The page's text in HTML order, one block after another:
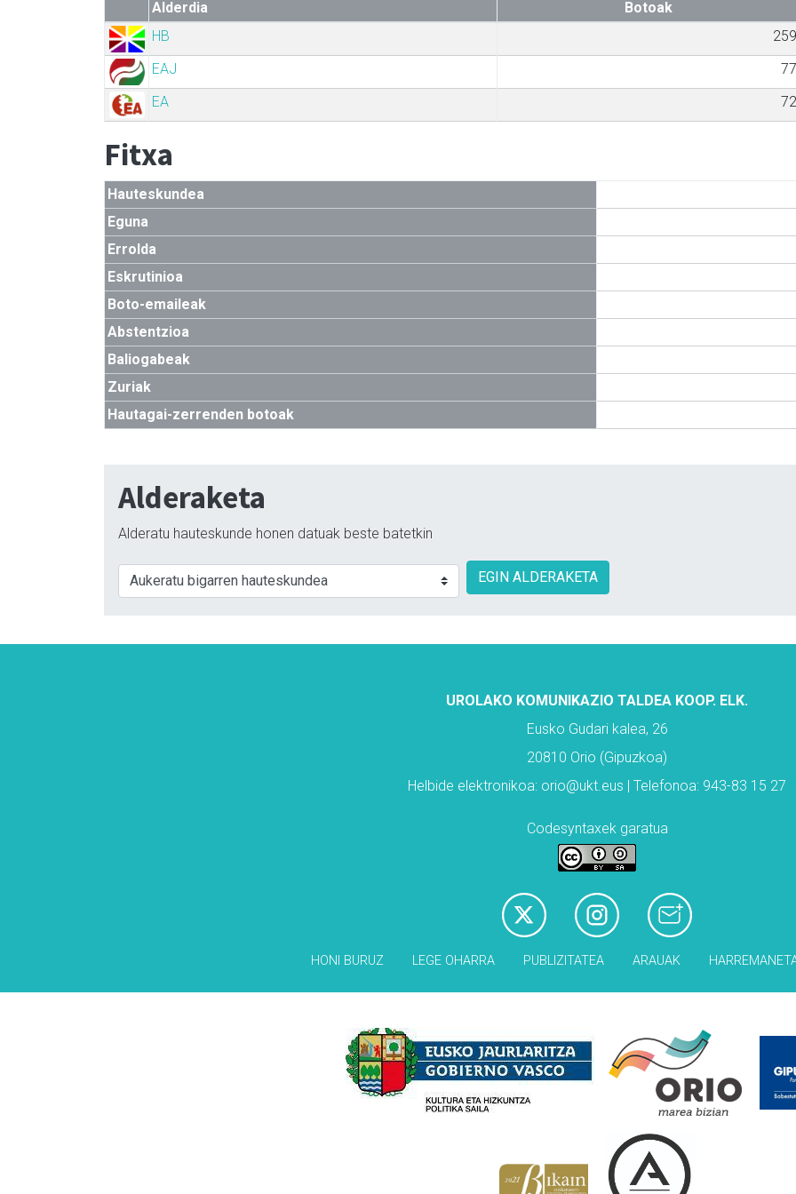
Alderdia
Botoak
HB
259
EAJ
77
EA
72
Fitxa
Hauteskundea
Eguna
Errolda
Eskrutinioa
Boto-emaileak
Abstentzioa
Baliogabeak
Zuriak
Hautagai-zerrenden botoak
Alderaketa
Alderatu hauteskunde honen datuak beste batetkin
EGIN ALDERAKETA
UROLAKO KOMUNIKAZIO TALDEA KOOP. ELK.
Eusko Gudari kalea, 26
20810 Orio (Gipuzkoa)
Helbide elektronikoa: orio@ukt.eus | Telefonoa: 943-83 15 27
Codesyntaxek garatua
HONI BURUZ LEGE OHARRA PUBLIZITATEA ARAUAK